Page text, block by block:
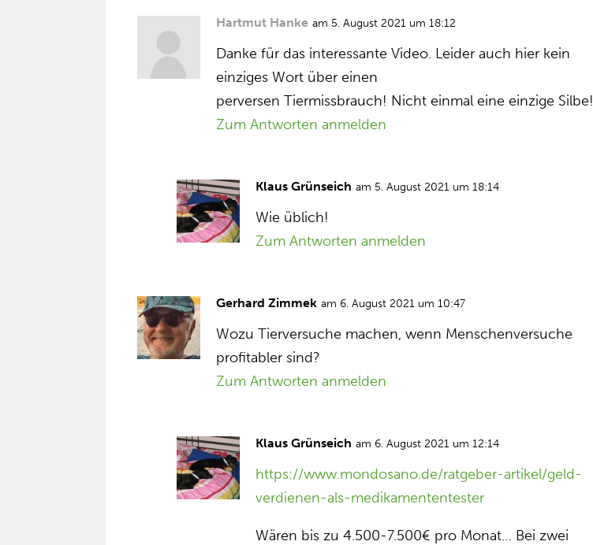
Hartmut Hanke am 5. August 2021 um 18:12
Danke für das interessante Video. Leider auch hier kein
einziges Wort über einen
perversen Tiermissbrauch! Nicht einmal eine einzige Silbe!
Zum Antworten anmelden
Klaus Grünseich am 5. August 2021 um 18:14
Wie üblich!
Zum Antworten anmelden
Gerhard Zimmek am 6. August 2021 um 10:47
Wozu Tierversuche machen, wenn Menschenversuche
profitabler sind?
Zum Antworten anmelden
Klaus Grünseich am 6. August 2021 um 12:14
https://www.mondosano.de/ratgeber-artikel/geld-
verdienen-als-medikamententester
Wären bis zu 4.500-7.500€ pro Monat… Bei zwei